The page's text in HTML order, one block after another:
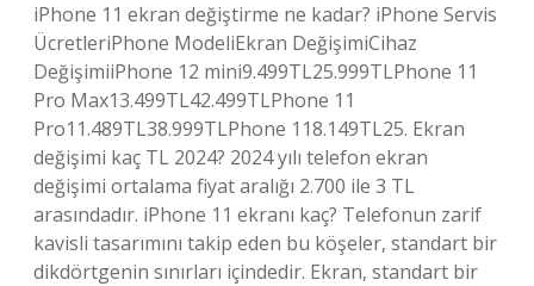
iPhone 11 ekran değiştirme ne kadar? iPhone Servis
ÜcretleriPhone ModeliEkran DeğişimiCihaz
DeğişimiiPhone 12 mini9.499TL25.999TLPhone 11
Pro Max13.499TL42.499TLPhone 11
Pro11.489TL38.999TLPhone 118.149TL25. Ekran
değişimi kaç TL 2024? 2024 yılı telefon ekran
değişimi ortalama fiyat aralığı 2.700 ile 3 TL
arasındadır. iPhone 11 ekranı kaç? Telefonun zarif
kavisli tasarımını takip eden bu köşeler, standart bir
dikdörtgenin sınırları içindedir. Ekran, standart bir